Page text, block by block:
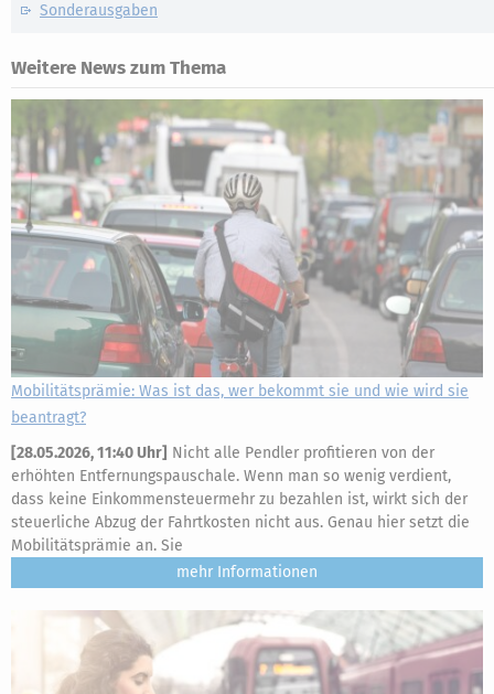
Sonderausgaben
Weitere News zum Thema
Mobilitätsprämie: Was ist das, wer bekommt sie und wie wird sie
beantragt?
[28.05.2026, 11:40 Uhr] Nicht alle Pendler profitieren von der
erhöhten Entfernungspauschale. Wenn man so wenig verdient,
dass keine Einkommensteuermehr zu bezahlen ist, wirkt sich der
steuerliche Abzug der Fahrtkosten nicht aus. Genau hier setzt die
Mobilitätsprämie an. Sie
mehr